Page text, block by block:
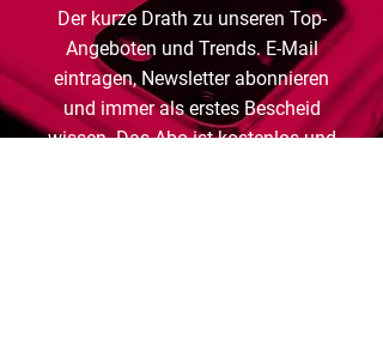
Der kurze Drath zu unseren Top-
Angeboten und Trends. E-Mail
eintragen, Newsletter abonnieren
und immer als erstes Bescheid
wissen. Das Abo ist kostenlos und